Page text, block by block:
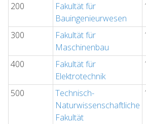
200
Fakultät für
Bauingenieurwesen
300
Fakultät für
Maschinenbau
400
Fakultät für
Elektrotechnik
500
Technisch-
Naturwissenschaftliche
Fakultät